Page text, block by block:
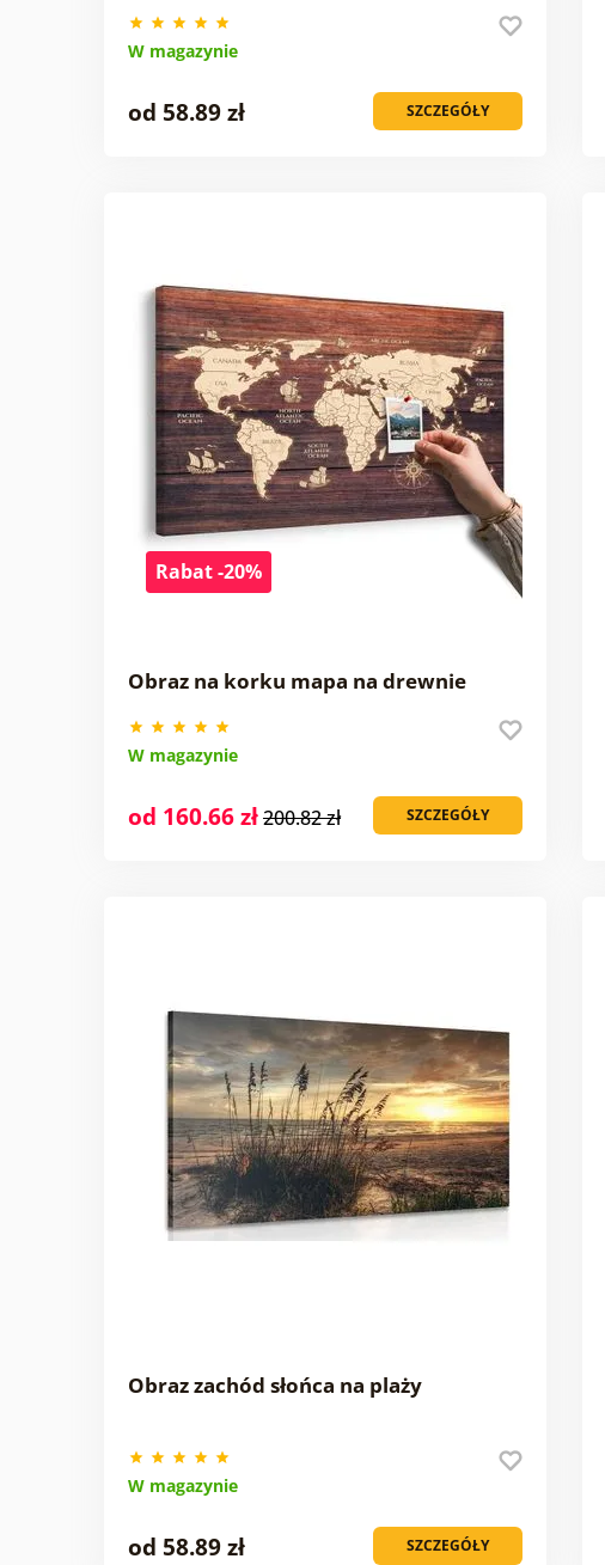
W magazynie
SZCZEGÓŁY
od 58.89 zł
Rabat -20%
Obraz na korku mapa na drewnie
W magazynie
SZCZEGÓŁY
od 160.66 zł200.82 zł
Obraz zachód słońca na plaży
W magazynie
SZCZEGÓŁY
od 58.89 zł